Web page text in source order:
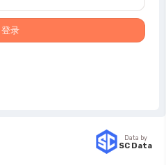
登录
Data by
SC Data